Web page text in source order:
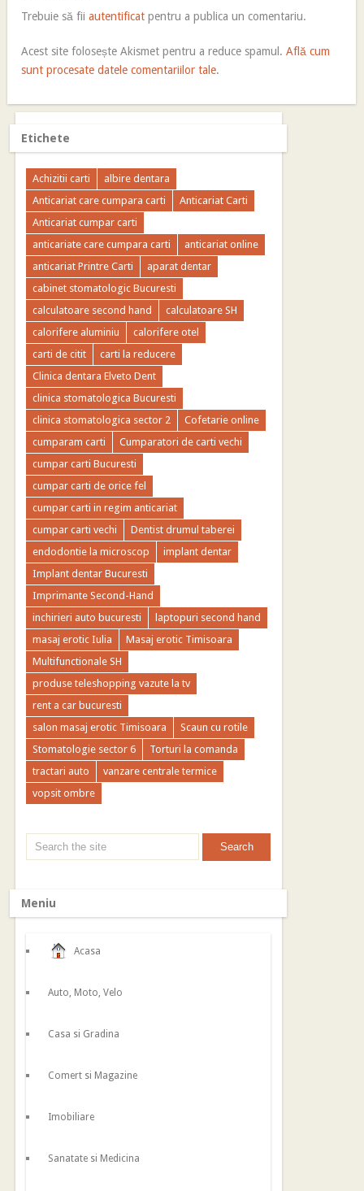
Trebuie să fiiautentificat pentru a publica un comentariu.
Acest site folosește Akismet pentru a reduce spamul.Află cum
sunt procesate datele comentariilor tale.
Etichete
Achizitii carti
albire dentara
Anticariat care cumpara carti
Anticariat Carti
Anticariat cumpar carti
anticariate care cumpara carti
anticariat online
anticariat Printre Carti
aparat dentar
cabinet stomatologic Bucuresti
calculatoare second hand
calculatoare SH
calorifere aluminiu
calorifere otel
carti de citit
carti la reducere
Clinica dentara Elveto Dent
clinica stomatologica Bucuresti
clinica stomatologica sector 2
Cofetarie online
cumparam carti
Cumparatori de carti vechi
cumpar carti Bucuresti
cumpar carti de orice fel
cumpar carti in regim anticariat
cumpar carti vechi
Dentist drumul taberei
endodontie la microscop
implant dentar
Implant dentar Bucuresti
Imprimante Second-Hand
inchirieri auto bucuresti
laptopuri second hand
masaj erotic Iulia
Masaj erotic Timisoara
Multifunctionale SH
produse teleshopping vazute la tv
rent a car bucuresti
salon masaj erotic Timisoara
Scaun cu rotile
Stomatologie sector 6
Torturi la comanda
tractari auto
vanzare centrale termice
vopsit ombre
Meniu
Acasa
Auto, Moto, Velo
Casa si Gradina
Comert si Magazine
Imobiliare
Sanatate si Medicina